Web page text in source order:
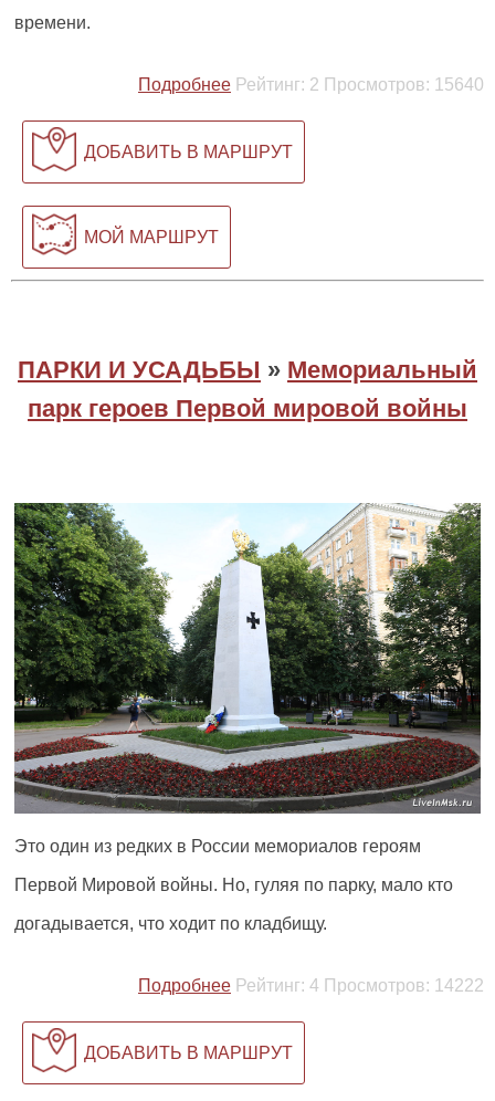
времени.
Подробнее Рейтинг: 2 Просмотров: 15640
ДОБАВИТЬ В МАРШРУТ
МОЙ МАРШРУТ
ПАРКИ И УСАДЬБЫ » Мемориальный
парк героев Первой мировой войны
Это один из редких в России мемориалов героям
Первой Мировой войны. Но, гуляя по парку, мало кто
догадывается, что ходит по кладбищу.
Подробнее Рейтинг: 4 Просмотров: 14222
ДОБАВИТЬ В МАРШРУТ